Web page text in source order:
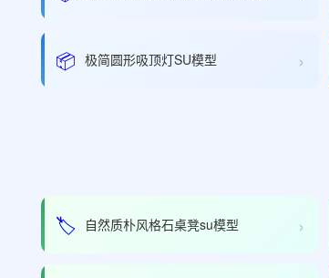
📦 极简圆形吸顶灯SU模型 ›
🏷️ 自然质朴风格石桌凳su模型 ›